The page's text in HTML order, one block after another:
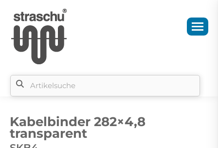
Kabelbinder 282×4,8
transparent